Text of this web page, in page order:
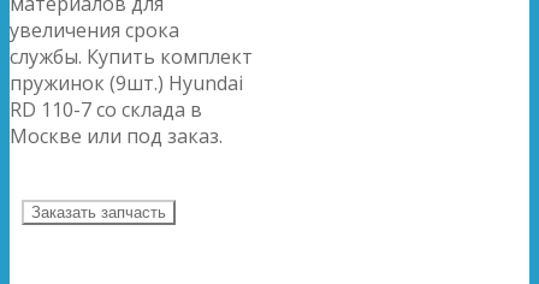
увеличения срока
службы. Купить комплект
пружинок (9шт.) Hyundai
RD 110-7 со склада в
Москве или под заказ.
Заказать запчасть